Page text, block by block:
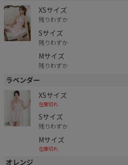
XSサイズ
残りわずか
Sサイズ
残りわずか
Mサイズ
残りわずか
ラベンダー
XSサイズ
在庫切れ
Sサイズ
残りわずか
Mサイズ
在庫切れ
オレンジ